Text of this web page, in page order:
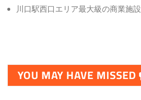
川口駅西口エリア最大級の商業施設
YOU MAY HAVE MISSED